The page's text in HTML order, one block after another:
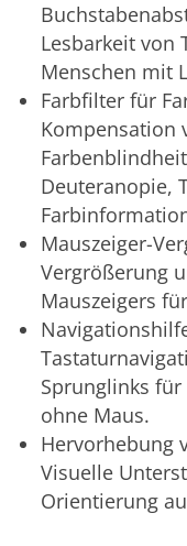
Lesbarkeit von
Menschen mit
Farbfilter für
Kompensation
Deuteranopie,
Mauszeiger-
Vergrößerung
Mauszeigers
Sprunglinks
ohne Maus.
Hervorhebung
Visuelle
Orientierung